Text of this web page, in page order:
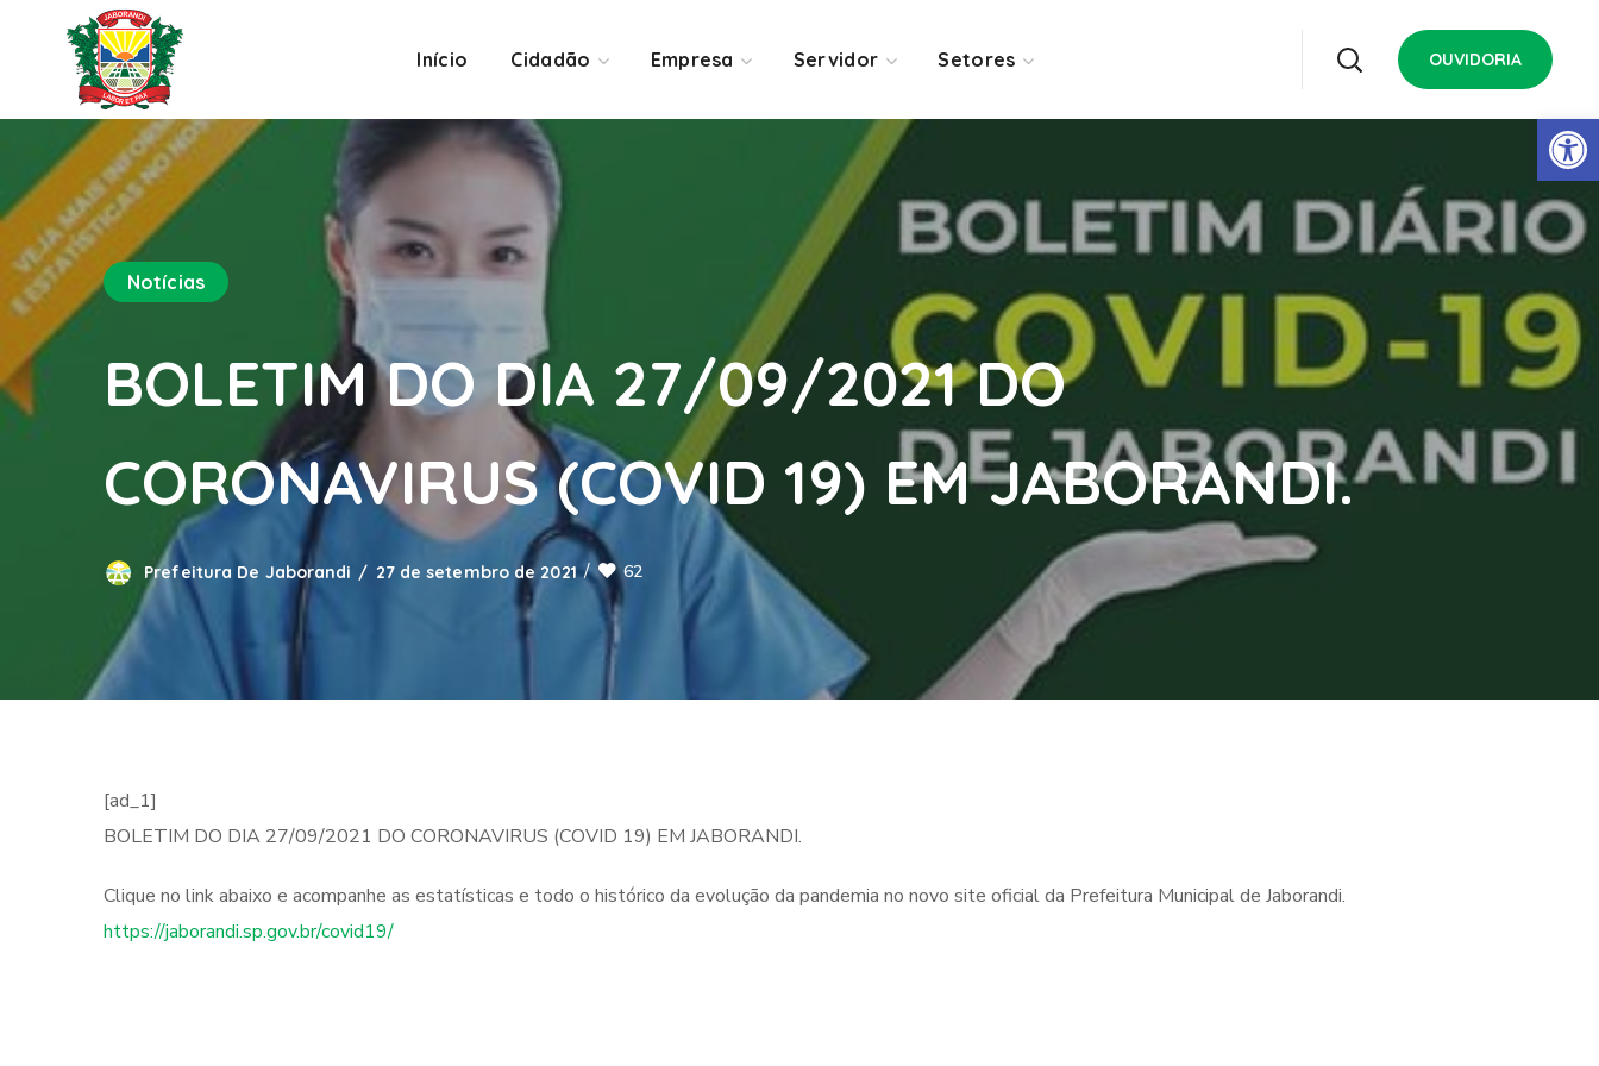
Início Cidadão Empresa Servidor Setores OUVIDORIA
Notícias
BOLETIM DO DIA 27/09/2021 DO
CORONAVIRUS (COVID 19) EM JABORANDI.
Prefeitura De Jaborandi 27 de setembro de 2021 62
[ad_1]
BOLETIM DO DIA 27/09/2021 DO CORONAVIRUS (COVID 19) EM JABORANDI.
Clique no link abaixo e acompanhe as estatísticas e todo o histórico da evolução da pandemia no novo site oficial da Prefeitura Municipal de Jaborandi.
https://jaborandi.sp.gov.br/covid19/